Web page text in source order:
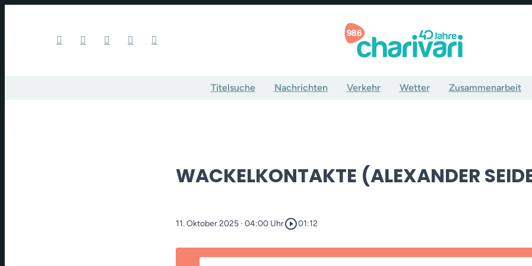
Titelsuche Nachrichten Verkehr Wetter Zusammenarbeit
WACKELKONTAKTE (ALEXANDER
11. Oktober 2025 · 04:00 Uhrplay_circle_outline01:12